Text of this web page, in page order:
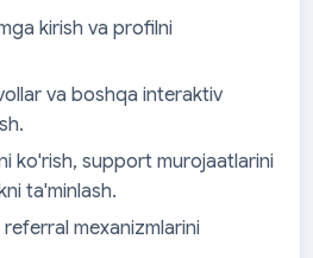
kirish va profilni
va boshqa interaktiv
ko'rish, support murojaatlarini
ta'minlash.
mexanizmlarini